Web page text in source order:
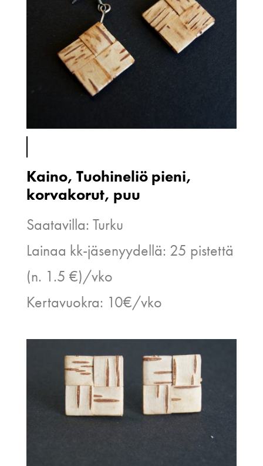
Kaino, Tuohineliö pieni,
korvakorut, puu
Saatavilla: Turku
Lainaa kk-jäsenyydellä: 25 pistettä
(n. 1.5 €)/vko
Kertavuokra: 10€/vko